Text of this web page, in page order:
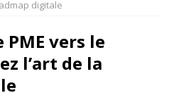
digitale
vers le
l’art de la